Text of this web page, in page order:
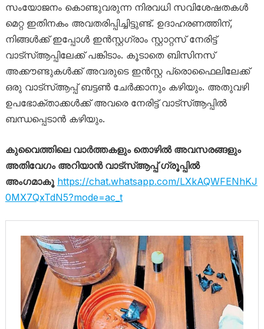
സംയോജനം കൊണ്ടുവരുന്ന നിരവധി സവിശേഷതകൾ
മെറ്റ ഇതിനകം അവതരിപ്പിച്ചിട്ടുണ്ട്. ഉദാഹരണത്തിന്,
നിങ്ങൾക്ക് ഇപ്പോൾ ഇൻസ്റ്റഗ്രാം സ്റ്റാറ്റസ് നേരിട്ട്
വാട്‌സ്ആപ്പിലേക്ക് പങ്കിടാം. കൂടാതെ ബിസിനസ്
അക്കൗണ്ടുകൾക്ക് അവരുടെ ഇൻസ്റ്റ പ്രൊഫൈലിലേക്ക്
ഒരു വാട്‌സ്ആപ്പ് ബട്ടൺ ചേർക്കാനും കഴിയും. അതുവഴി
ഉപഭോക്താക്കൾക്ക് അവരെ നേരിട്ട് വാട്‌സ്ആപ്പിൽ
ബന്ധപ്പെടാൻ കഴിയും.
കുവൈത്തിലെ വാർത്തകളും തൊഴിൽ അവസരങ്ങളും
അതിവേഗം അറിയാൻ വാട്സ്ആപ്പ് ഗ്രൂപ്പിൽ
അംഗമാകൂ https://chat.whatsapp.com/LXkAQWFENhKJ
0MX7QxTdN5?mode=ac_t